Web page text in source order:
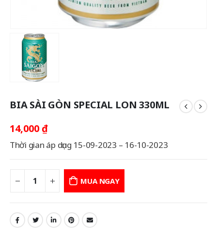
BIA SÀI GÒN SPECIAL LON 330ML
14,000 ₫
Thời gian áp dụng 15-09-2023 – 16-10-2023
MUA NGAY